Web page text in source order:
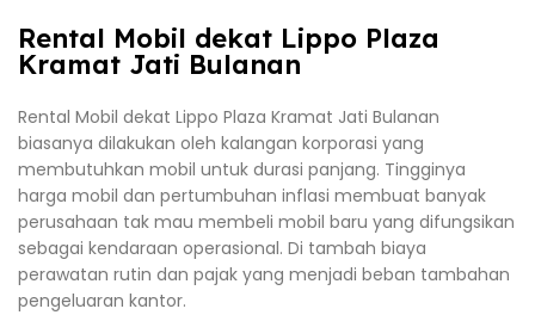
Rental Mobil dekat Lippo Plaza
Kramat Jati Bulanan
Rental Mobil dekat Lippo Plaza Kramat Jati Bulanan
biasanya dilakukan oleh kalangan korporasi yang
membutuhkan mobil untuk durasi panjang. Tingginya
harga mobil dan pertumbuhan inflasi membuat banyak
perusahaan tak mau membeli mobil baru yang difungsikan
sebagai kendaraan operasional. Di tambah biaya
perawatan rutin dan pajak yang menjadi beban tambahan
pengeluaran kantor.